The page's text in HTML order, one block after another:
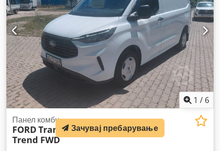
1 / 6
Панел комби
FORDTransit Custom 320 L1
Trend FWD
Зачувај пребарување